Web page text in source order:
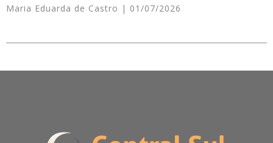
Maria Eduarda de Castro 01/07/2026